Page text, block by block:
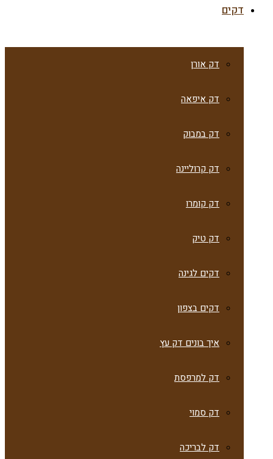
דקים
דק אורן
דק איפאה
דק במבוק
דק קרוליינה
דק קומרו
דק טיק
דקים לגינה
דקים בצפון
איך בונים דק עץ
דק למרפסת
דק סמוי
דק לבריכה